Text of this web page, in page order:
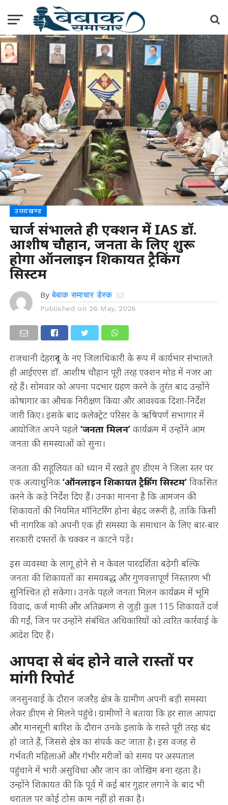
उत्तराखण्ड
चार्ज संभालते ही एक्शन में IAS डॉ.
आशीष चौहान, जनता के लिए शुरू
होगा ऑनलाइन शिकायत ट्रैकिंग
सिस्टम
By बेबाक समाचार डेस्क
Published on 26 May, 2026
राजधानी देहरादून के नए जिलाधिकारी के रूप में कार्यभार संभालते
ही आईएएस डॉ. आशीष चौहान पूरी तरह एक्शन मोड में नजर आ
रहे हैं। सोमवार को अपना पदभार ग्रहण करने के तुरंत बाद उन्होंने
कोषागार का औचक निरीक्षण किया और आवश्यक दिशा-निर्देश
जारी किए। इसके बाद कलेक्ट्रेट परिसर के ऋषिपर्ण सभागार में
आयोजित अपने पहले ‘जनता मिलन’कार्यक्रम में उन्होंने आम
जनता की समस्याओं को सुना।
जनता की सहूलियत को ध्यान में रखते हुए डीएम ने जिला स्तर पर
एक अत्याधुनिक ‘ऑनलाइन शिकायत ट्रैकिंग सिस्टम’विकसित
करने के कड़े निर्देश दिए हैं। उनका मानना है कि आमजन की
शिकायतों की नियमित मॉनिटरिंग होना बेहद जरूरी है, ताकि किसी
भी नागरिक को अपनी एक ही समस्या के समाधान के लिए बार-बार
सरकारी दफ्तरों के चक्कर न काटने पड़ें।
इस व्यवस्था के लागू होने से न केवल पारदर्शिता बढ़ेगी बल्कि
जनता की शिकायतों का समयबद्ध और गुणवत्तापूर्ण निस्तारण भी
सुनिश्चित हो सकेगा। उनके पहले जनता मिलन कार्यक्रम में भूमि
विवाद, कर्ज माफी और अतिक्रमण से जुड़ी कुल 115 शिकायतें दर्ज
की गईं, जिन पर उन्होंने संबंधित अधिकारियों को त्वरित कार्रवाई के
आदेश दिए हैं।
आपदा से बंद होने वाले रास्तों पर
मांगी रिपोर्ट
जनसुनवाई के दौरान जजरैड़ क्षेत्र के ग्रामीण अपनी बड़ी समस्या
लेकर डीएम से मिलने पहुंचे। ग्रामीणों ने बताया कि हर साल आपदा
और मानसूनी बारिश के दौरान उनके इलाके के रास्ते पूरी तरह बंद
हो जाते हैं, जिससे क्षेत्र का संपर्क कट जाता है। इस वजह से
गर्भवती महिलाओं और गंभीर मरीजों को समय पर अस्पताल
पहुंचाने में भारी असुविधा और जान का जोखिम बना रहता है।
उन्होंने शिकायत की कि पूर्व में कई बार गुहार लगाने के बाद भी
धरातल पर कोई ठोस काम नहीं हो सका है।